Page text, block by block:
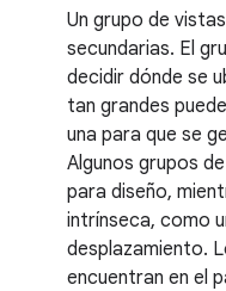
Un grupo de
secundarias. El
decidir dónde se
tan grandes
una para que se
Algunos grupos
para diseño,
intrínseca, como
desplazamiento.
encuentran en el